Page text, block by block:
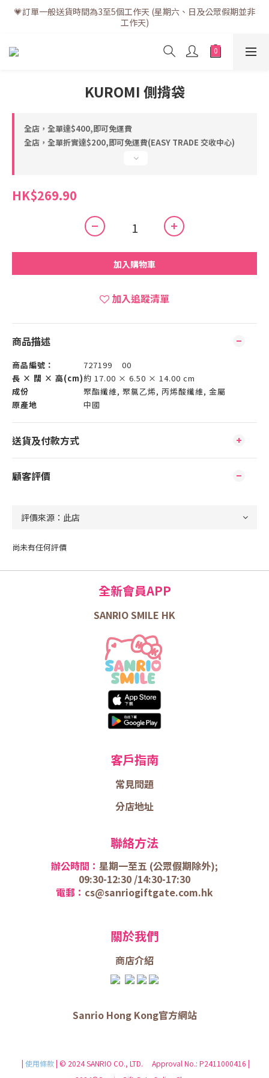
💗訂單一般送貨時間為3至5個工作天 (星期六、日及公眾假期並非
工作天)
💗訂單一般送貨時間為3至5個工作天 (星期六、日及公眾假期並非
工作天)
💗折實滿$400免運費 | 滿$200免自取點運費
💗立即下載全新會員APP享有專屬會員禮遇
💗訂單一般送貨時間為3至5個工作天 (星期六、日及公眾假期並非
工作天)
KUROMI 側揹袋
全店，全單達$400,即可免運費
全店，全單折實達$200,即可免運費(EASY TRADE 交收中心)
HK$269.90
加入購物車
加入追蹤清單
商品描述
商品編號：
727199 00
長 × 闊 × 高(cm)約 17.00 × 6.50 × 14.00 cm
成份
聚酯纖維, 聚氯乙烯, 丙烯酸纖維, 金屬
原產地
中國
送貨及付款方式
顧客評價
尚未有任何評價
全新會員APP
SANRIO SMILE HK
客戶指南
常見問題
分店地址
聯絡方法
辦公時間： 星期一至五 (公眾假期除外);
09:30-12:30 /14:30-17:30
電郵： cs@sanriogiftgate.com.hk
關於我們
商店介紹
Sanrio Hong Kong官方網站
| 使用條款| © 2024 SANRIO CO., LTD. Approval No.: P2411000416 |